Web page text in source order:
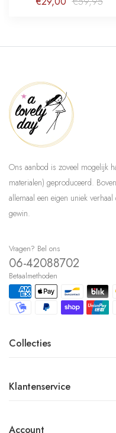
Ons aanbod is zoveel mogelijk
materialen) geproduceerd.
allemaal een eigen uniek
gewin.
Vragen? Bel ons
06-42088702
Betaalmethoden
Collecties
Klantenservice
Account